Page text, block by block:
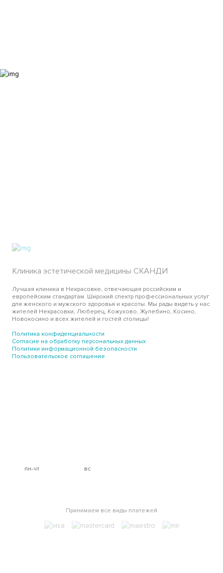
Клиника эстетической медицины СКАНДИ
Лучшая клиника в Некрасовке, отвечающая российским и
европейским стандартам. Широкий спектр профессиональных услуг
для женского и мужского здоровья и красоты. Мы рады видеть у нас
жителей Некрасовки, Люберец, Кожухово, Жулебино, Косино,
Новокосино и всех жителей и гостей столицы!
Политика конфиденциальности
Согласие на обработку персональных данных
Политики информационной безопасности
Пользовательское соглашение
пн-чт вс
Принимаем все виды платежей